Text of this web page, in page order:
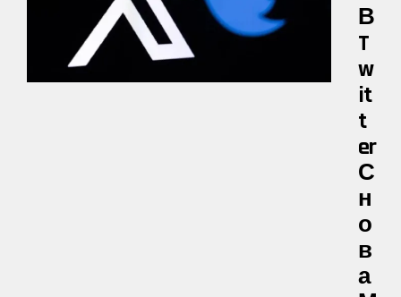
В
T
W
It
T
Er
С
Н
О
В
А